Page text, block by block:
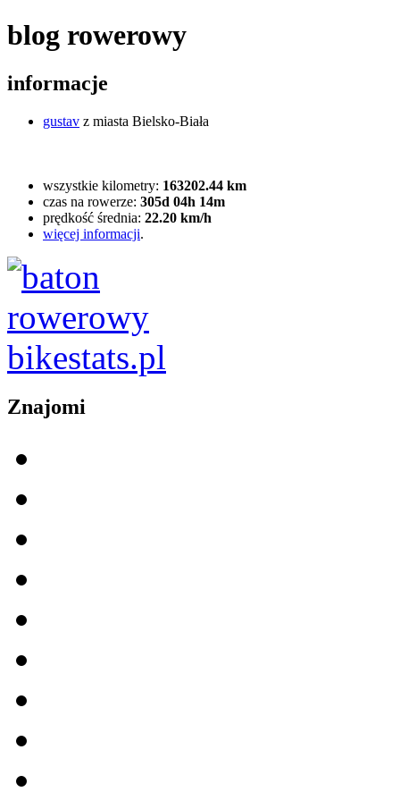
blog rowerowy
informacje
gustav z miasta Bielsko-Biała
wszystkie kilometry: 163202.44 km
czas na rowerze: 305d 04h 14m
prędkość średnia: 22.20 km/h
więcej informacji.
Znajomi